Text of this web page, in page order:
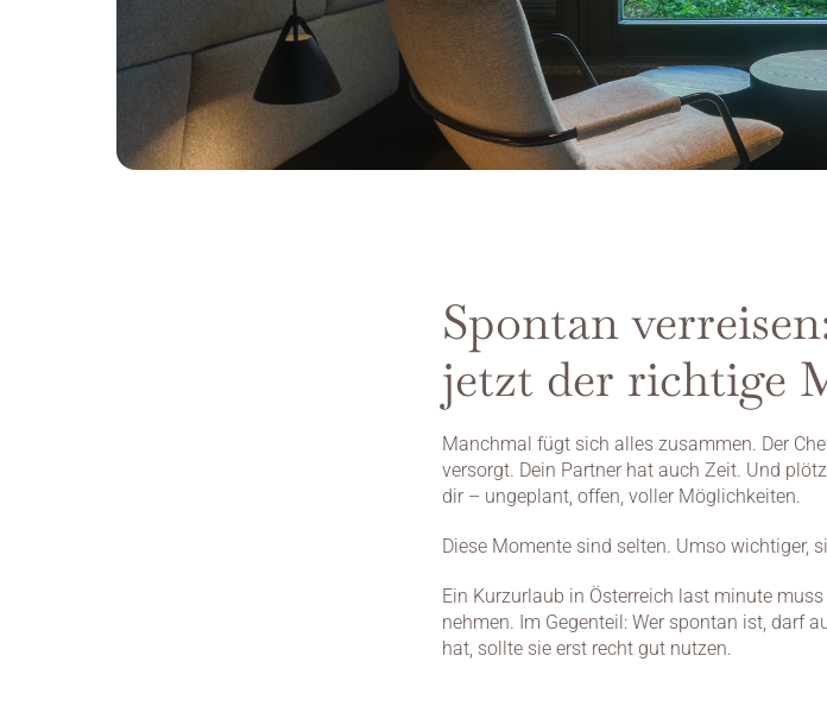
Spontan
jetzt der richtige
Manchmal fügt sich alles zusammen. Der
versorgt. Dein Partner hat auch Zeit. Und
dir – ungeplant, offen, voller Möglichkeiten.
Diese Momente sind selten. Umso wichtiger,
Ein Kurzurlaub in Österreich last minute
nehmen. Im Gegenteil: Wer spontan ist, darf
hat, sollte sie erst recht gut nutzen.